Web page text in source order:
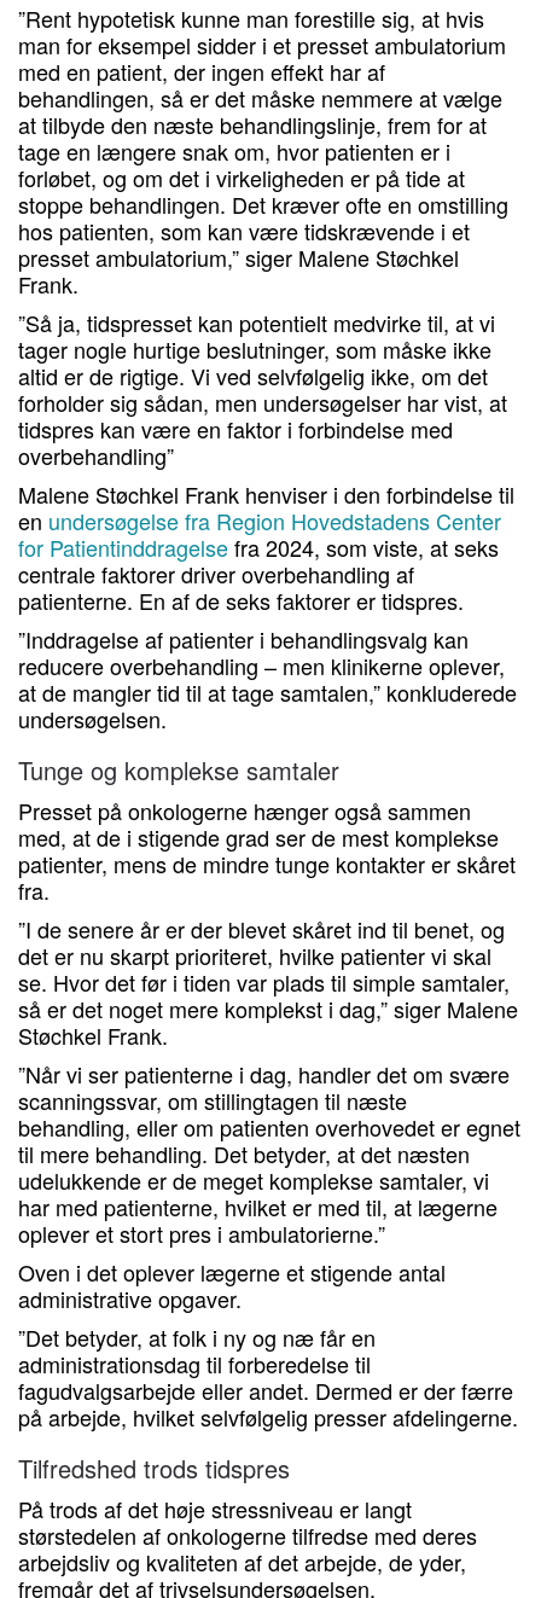
”Rent hypotetisk kunne man forestille sig, at hvis
man for eksempel sidder i et presset ambulatorium
med en patient, der ingen effekt har af
behandlingen, så er det måske nemmere at vælge
at tilbyde den næste behandlingslinje, frem for at
tage en længere snak om, hvor patienten er i
forløbet, og om det i virkeligheden er på tide at
stoppe behandlingen. Det kræver ofte en omstilling
hos patienten, som kan være tidskrævende i et
presset ambulatorium,” siger Malene Støchkel
Frank.
”Så ja, tidspresset kan potentielt medvirke til, at vi
tager nogle hurtige beslutninger, som måske ikke
altid er de rigtige. Vi ved selvfølgelig ikke, om det
forholder sig sådan, men undersøgelser har vist, at
tidspres kan være en faktor i forbindelse med
overbehandling”
Malene Støchkel Frank henviser i den forbindelse til
en undersøgelse fra Region Hovedstadens Center
for Patientinddragelsefra 2024, som viste, at seks
centrale faktorer driver overbehandling af
patienterne. En af de seks faktorer er tidspres.
”Inddragelse af patienter i behandlingsvalg kan
reducere overbehandling – men klinikerne oplever,
at de mangler tid til at tage samtalen,” konkluderede
undersøgelsen.
Tunge og komplekse samtaler
Presset på onkologerne hænger også sammen
med, at de i stigende grad ser de mest komplekse
patienter, mens de mindre tunge kontakter er skåret
fra.
”I de senere år er der blevet skåret ind til benet, og
det er nu skarpt prioriteret, hvilke patienter vi skal
se. Hvor det før i tiden var plads til simple samtaler,
så er det noget mere komplekst i dag,” siger Malene
Støchkel Frank.
”Når vi ser patienterne i dag, handler det om svære
scanningssvar, om stillingtagen til næste
behandling, eller om patienten overhovedet er egnet
til mere behandling. Det betyder, at det næsten
udelukkende er de meget komplekse samtaler, vi
har med patienterne, hvilket er med til, at lægerne
oplever et stort pres i ambulatorierne.”
Oven i det oplever lægerne et stigende antal
administrative opgaver.
”Det betyder, at folk i ny og næ får en
administrationsdag til forberedelse til
fagudvalgsarbejde eller andet. Dermed er der færre
på arbejde, hvilket selvfølgelig presser afdelingerne.
Tilfredshed trods tidspres
På trods af det høje stressniveau er langt
størstedelen af onkologerne tilfredse med deres
arbejdsliv og kvaliteten af det arbejde, de yder,
fremgår det af trivselsundersøgelsen.